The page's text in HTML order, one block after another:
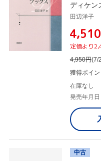
ディケン
田辺洋子
¥4,510
定価より
4,950円(7/
獲得ポイ
在庫なし
発売年月
中古